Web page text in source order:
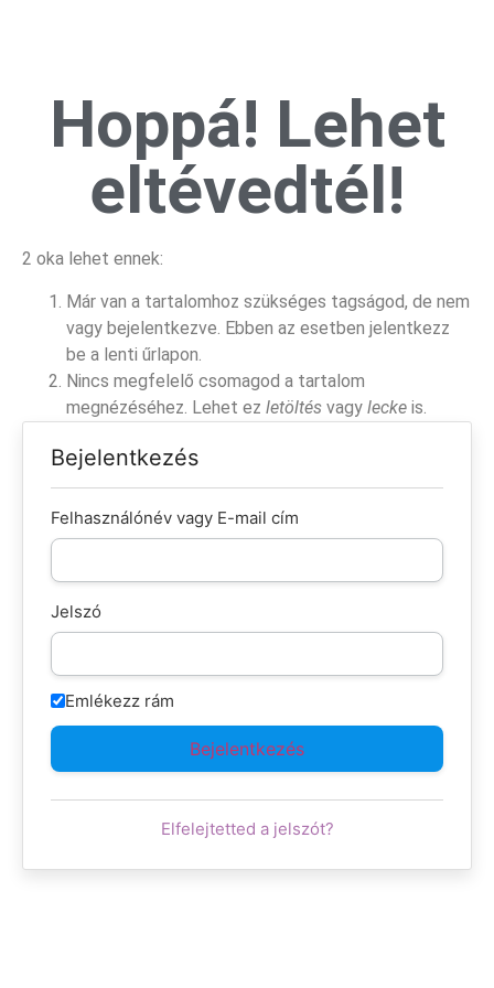
Hoppá! Lehet
eltévedtél!
2 oka lehet ennek:
Már van a tartalomhoz szükséges tagságod, de nem
vagy bejelentkezve. Ebben az esetben jelentkezz
be a lenti űrlapon.
Nincs megfelelő csomagod a tartalom
megnézéséhez. Lehet ez letöltés vagy lecke is.
Bejelentkezés
Felhasználónév vagy E-mail cím
Jelszó
Emlékezz rám
Elfelejtetted a jelszót?